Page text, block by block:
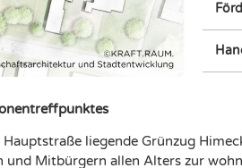
liegende Grünzug
Mitbürgern allen Alters zur